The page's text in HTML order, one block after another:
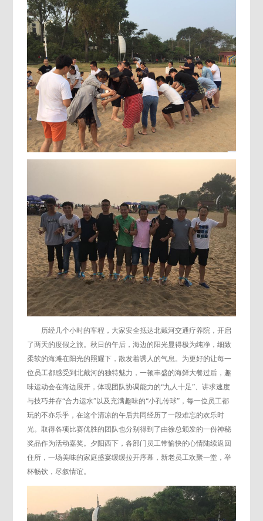
历经几个小时的车程，大家安全抵达北戴河交通疗养院，开启
了两天的度假之旅。秋日的午后，海边的阳光显得极为纯净，细致
柔软的海滩在阳光的照耀下，散发着诱人的气息。为更好的让每一
位员工都感受到北戴河的独特魅力，一顿丰盛的海鲜大餐过后，趣
味运动会在海边展开，体现团队协调能力的“九人十足”、讲求速度
与技巧并存“合力运水”以及充满趣味的“小孔传球”，每一位员工都
玩的不亦乐乎，在这个清凉的午后共同经历了一段难忘的欢乐时
光。取得各项比赛优胜的团队也分别得到了由徐总颁发的一份神秘
奖品作为活动嘉奖。夕阳西下，各部门员工带愉快的心情陆续返回
住所，一场美味的家庭盛宴缓缓拉开序幕，新老员工欢聚一堂，举
杯畅饮，尽叙情谊。